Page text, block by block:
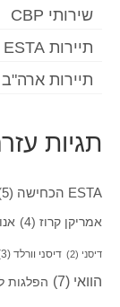
שירותי CBP
תיירות ESTA
תיירות ארה"ב
תגיות
ESTA הכחישה (5)
אמריקן קרוז (4)
דיסני (2) דיסני וורלד (3)
הוואי (7) הפלגות